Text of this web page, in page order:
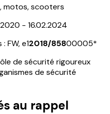
motos, scooters
- 16.02.2024
: FW, e12018/85800005*
de sécurité rigoureux
de sécurité
au rappel